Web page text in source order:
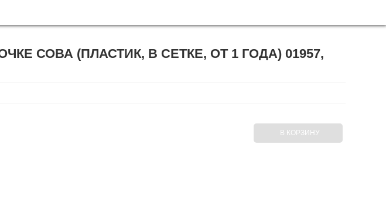
СОВА (ПЛАСТИК, В СЕТКЕ, ОТ 1 ГОДА) 01957,
В КОРЗИНУ